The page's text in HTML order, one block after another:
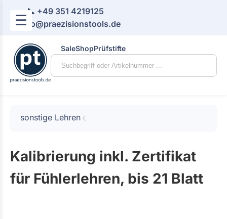
☰
📞 +49 351 4219125
📧 info@praezisionstools.de
SaleShopPrüfstifte
sonstige Lehren
Kalibrierung inkl. Zertifikat
für Fühlerlehren, bis 21 Blatt